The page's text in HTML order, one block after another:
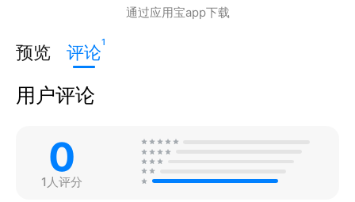
通过应用宝app下载
预览 评论1
用户评论
0
1人评分